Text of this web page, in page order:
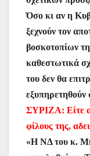
Όσο κι αν η
ξεχνούν τον
βοσκοτοπίων
καθεστωτικά
του δεν θα
ΣΥΡΙΖΑ: Είτε
φίλους της,
«Η ΝΔ του κ.